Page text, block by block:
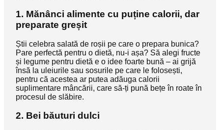
1. Mănânci alimente cu puține calorii, dar
preparate greșit
Știi celebra salată de roșii pe care o prepara bunica?
Pare perfectă pentru o dietă, nu-i așa? Să alegi fructe
și legume pentru dietă e o idee foarte bună – ai grijă
însă la uleiurile sau sosurile pe care le folosești,
pentru că acestea ar putea adăuga calorii
suplimentare mâncării, care să-ți pună bețe în roate în
procesul de slăbire.
2. Bei băuturi dulci